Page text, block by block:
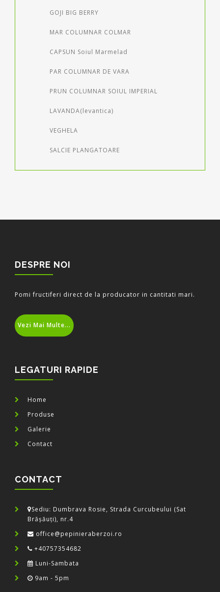
GOJI BIG BERRY
MAR COLUMNAR COLMAR
CAPSUN Soiul Marmelad
PAR COLUMNAR DE VARA
PRUN COLUMNAR SOIUL IMPERIAL
LAVANDA(levantica)
VEGHELA
SALCIE PLANGATOARE
DESPRE NOI
Pomi fructiferi direct de la producator in cantitati mari.
Vezi Mai Multe...
LEGATURI RAPIDE
Home
Produse
Galerie
Contact
CONTACT
Sediu: Dumbrava Rosie, Strada Curcubeului (Sat
Brășăuți), nr.4
office@pepinieraberzoi.ro
+40757354682
Luni-Sambata
9am - 5pm